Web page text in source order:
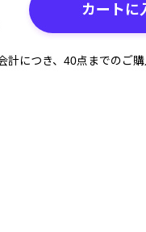
カートに
計につき、40点までのご購